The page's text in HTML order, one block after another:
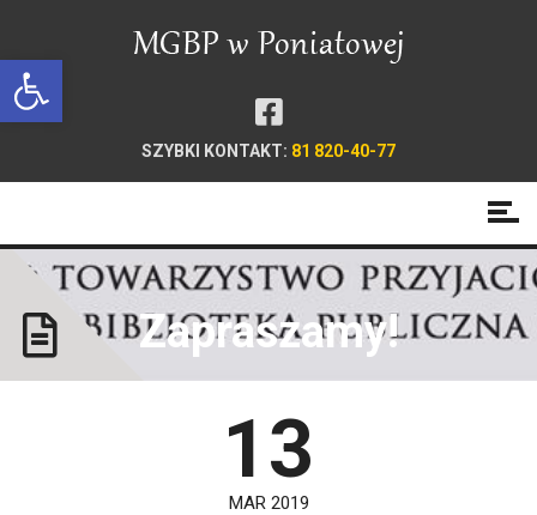
Open toolbar
SZYBKI KONTAKT: 81 820-40-77
Zapraszamy!
13
MAR 2019